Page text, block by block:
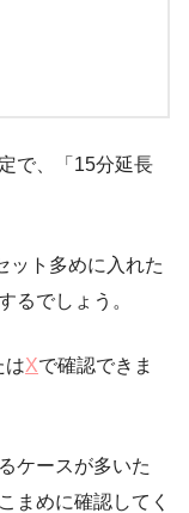
で、「15分延長
ット多めに入れた
るでしょう。
はXで確認できま
ケースが多いた
まめに確認してく